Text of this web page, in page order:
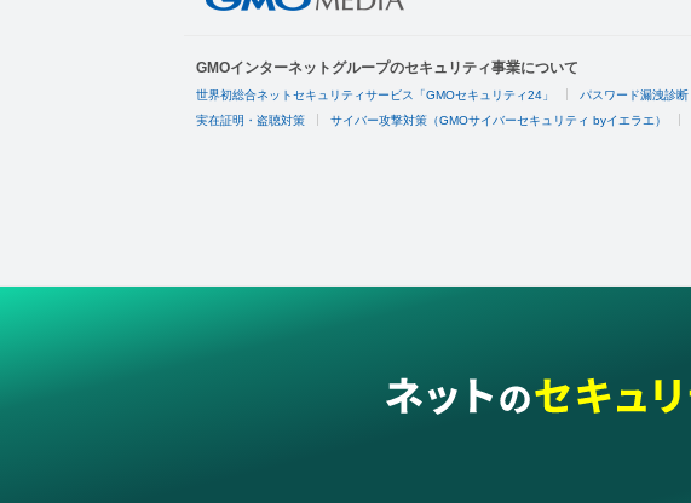
GMOインターネットグループのセキュリティ事業について
世界初総合ネットセキュリティサービス「GMOセキュリティ24」 パスワード漏洩診断
実在証明・盗聴対策 サイバー攻撃対策（GMOサイバーセキュリティ byイエラエ）